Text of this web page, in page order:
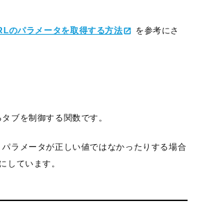
のパラメータを取得する方法
を参考にさ
ブを制御する関数です。
ラメータが正しい値ではなかったりする場合
しています。